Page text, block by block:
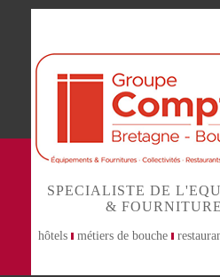
SPECIALISTE DE
&
hôtels métiers de bouche